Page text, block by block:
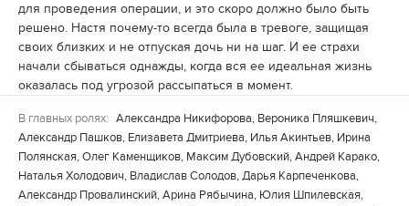
для проведения операции, и это скоро должно было быть
решено. Настя почему-то всегда была в тревоге, защищая
своих близких и не отпуская дочь ни на шаг. И ее страхи
начали сбываться однажды, когда вся ее идеальная жизнь
оказалась под угрозой рассыпаться в момент.
В главных ролях: Александра Никифорова, Вероника Пляшкевич,
Александр Пашков, Елизавета Дмитриева, Илья Акинтьев, Ирина
Полянская, Олег Каменщиков, Максим Дубовский, Андрей Карако,
Наталья Холодович, Владислав Солодов, Дарья Карпеченкова,
Александр Провалинский, Арина Рябычина, Юлия Шпилевская,